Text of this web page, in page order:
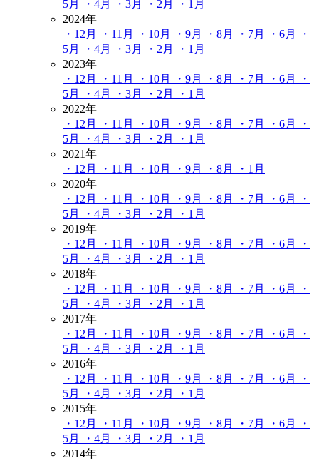
5月
・4月 ・3月 ・2月
・1月
2024年
・12月
・11月 ・10月 ・9月 ・8月 ・7月 ・6月
・
5月
・4月 ・3月 ・2月
・1月
2023年
・12月
・11月 ・10月 ・9月 ・8月 ・7月 ・6月
・
5月
・4月 ・3月 ・2月
・1月
2022年
・12月
・11月 ・10月 ・9月 ・8月 ・7月 ・6月
・
5月
・4月 ・3月 ・2月
・1月
2021年
・12月
・11月 ・10月 ・9月 ・8月
・1月
2020年
・12月
・11月 ・10月 ・9月 ・8月 ・7月 ・6月
・
5月
・4月 ・3月 ・2月
・1月
2019年
・12月
・11月 ・10月 ・9月 ・8月 ・7月 ・6月
・
5月
・4月 ・3月 ・2月
・1月
2018年
・12月
・11月 ・10月 ・9月 ・8月 ・7月 ・6月
・
5月
・4月 ・3月 ・2月
・1月
2017年
・12月
・11月 ・10月 ・9月 ・8月 ・7月 ・6月
・
5月
・4月 ・3月 ・2月
・1月
2016年
・12月
・11月 ・10月 ・9月 ・8月 ・7月 ・6月
・
5月
・4月 ・3月 ・2月
・1月
2015年
・12月
・11月 ・10月 ・9月 ・8月 ・7月 ・6月
・
5月
・4月 ・3月 ・2月
・1月
2014年